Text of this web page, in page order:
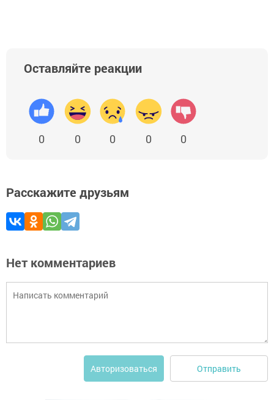
Оставляйте реакции
0 0 0 0 0
Расскажите друзьям
Нет комментариев
Авторизоваться Отправить